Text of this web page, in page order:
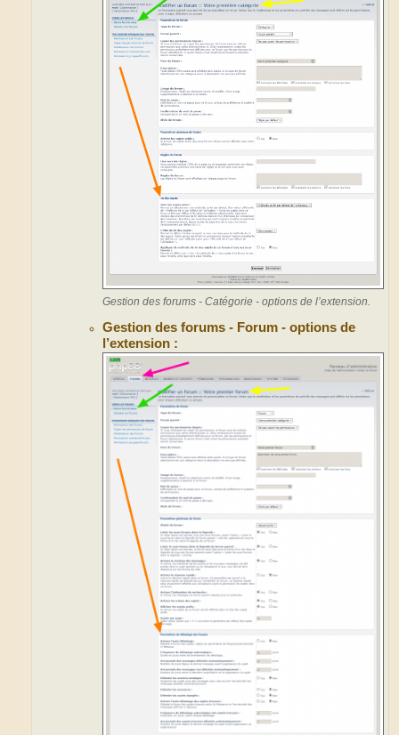
Gestion des forums - Catégorie - options de l’extension.
Gestion des forums - Forum - options de
l’extension :